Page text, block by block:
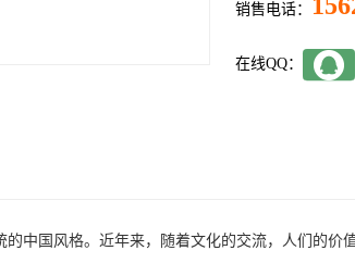
销售电话：
在线QQ：
中国风格。近年来，随着文化的交流，人们的价